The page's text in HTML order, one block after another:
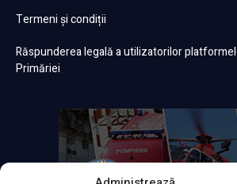
Termeni și condiții
Răspunderea legală a utilizatorilor
Primăriei